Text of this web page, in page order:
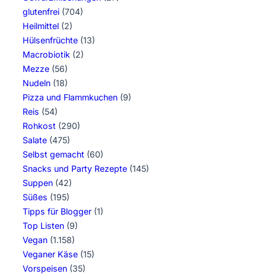
glutenfrei (704)
Heilmittel (2)
Hülsenfrüchte (13)
Macrobiotik (2)
Mezze (56)
Nudeln (18)
Pizza und Flammkuchen (9)
Reis (54)
Rohkost (290)
Salate (475)
Selbst gemacht (60)
Snacks und Party Rezepte (145)
Suppen (42)
Süßes (195)
Tipps für Blogger (1)
Top Listen (9)
Vegan (1.158)
Veganer Käse (15)
Vorspeisen (35)